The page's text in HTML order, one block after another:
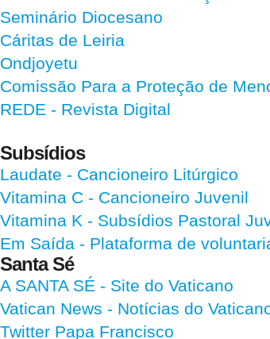
Seminário Diocesano
Cáritas de Leiria
Ondjoyetu
Comissão Para a Proteção de
REDE - Revista Digital
Subsídios
Laudate - Cancioneiro Litúrgico
Vitamina C - Cancioneiro Juvenil
Vitamina K - Subsídios Pastoral
Em Saída - Plataforma de
Santa Sé
A SANTA SÉ - Site do Vaticano
Vatican News - Notícias do
Twitter Papa Francisco